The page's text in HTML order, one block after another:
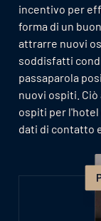
incentivo per
forma di un
attrarre nuovi
soddisfatti
passaparola
nuovi ospiti.
ospiti per
dati di contatto